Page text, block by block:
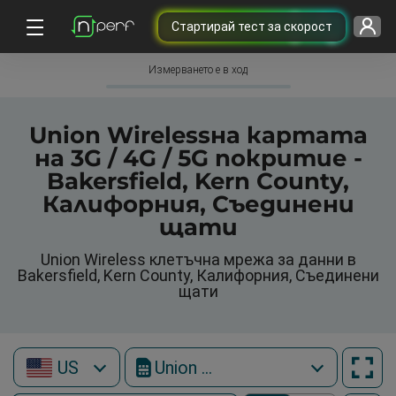
Cтартирай тест за скорост
Измерването е в ход
Union Wirelessна картата
на 3G / 4G / 5G покритие -
Bakersfield, Kern County,
Калифорния, Съединени
щати
Union Wireless клетъчна мрежа за данни в
Bakersfield, Kern County, Калифорния, Съединени
щати
US Union Wireless